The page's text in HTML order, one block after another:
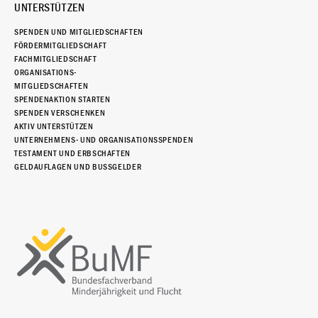
UNTERSTÜTZEN
SPENDEN UND MITGLIEDSCHAFTEN
FÖRDERMITGLIEDSCHAFT
FACHMITGLIEDSCHAFT
ORGANISATIONS-
MITGLIEDSCHAFTEN
SPENDENAKTION STARTEN
SPENDEN VERSCHENKEN
AKTIV UNTERSTÜTZEN
UNTERNEHMENS- UND ORGANISATIONSSPENDEN
TESTAMENT UND ERBSCHAFTEN
GELDAUFLAGEN UND BUSSGELDER